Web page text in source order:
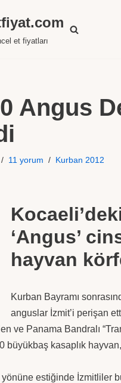
et fiyatları
Angus
11 yorum Kurban 2012
‘Angus’
hayvan
Kurban Bayramı
anguslar İzmit’i perişan
ve Panama Bandralı
büyükbaş kasaplık
estiğinde İzmitliler